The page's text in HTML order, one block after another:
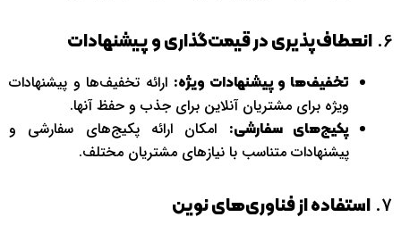
6. انعطاف‌پذیری در قیمت‌گذاری و پیشنهادات
تخفیف‌ها و پیشنهادات ویژه: ارائه تخفیف‌ها و پیشنهادات
ویژه برای مشتریان آنلاین برای جذب و حفظ آنها.
پکیج‌های سفارشی: امکان ارائه پکیج‌های سفارشی و
پیشنهادات متناسب با نیازهای مشتریان مختلف.
7. استفاده از فناوری‌های نوین